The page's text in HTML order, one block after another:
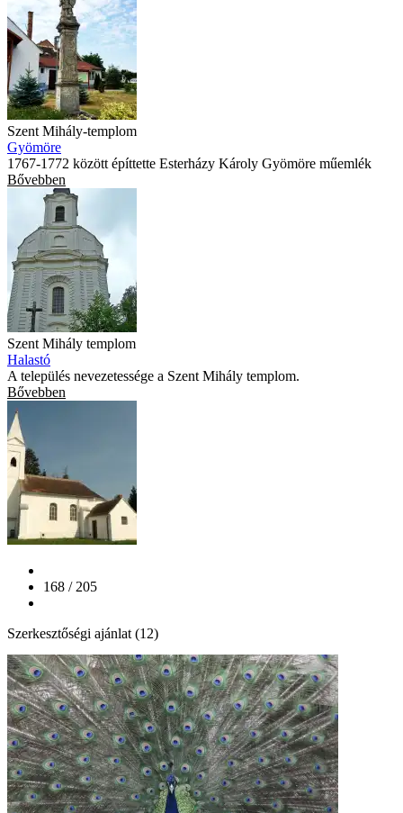
Szent Mihály-templom
Gyömöre
1767-1772 között építtette Esterházy Károly Gyömöre műemlék
Bővebben
Szent Mihály templom
Halastó
A település nevezetessége a Szent Mihály templom.
Bővebben
168 / 205
Szerkesztőségi ajánlat (12)